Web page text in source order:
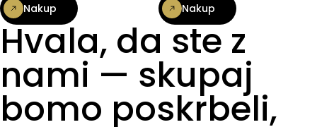
Nakup Nakup
Hvala, da ste z
nami — skupaj
bomo poskrbeli,